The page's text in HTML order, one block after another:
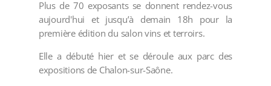
Plus de 70 exposants se donnent rendez-vous
aujourd'hui et jusqu’à demain 18h pour la
première édition du salon vins et terroirs.
Elle a débuté hier et se déroule aux parc des
expositions de Chalon-sur-Saône.